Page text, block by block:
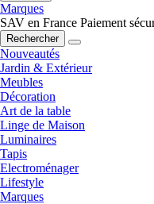
Marques
SAV en France Paiement
Rechercher
Nouveautés
Jardin & Extérieur
Meubles
Décoration
Art de la table
Linge de Maison
Luminaires
Tapis
Electroménager
Lifestyle
Marques